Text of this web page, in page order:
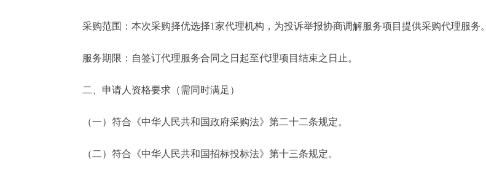
采购范围：本次采购择优选择1家代理机构，为投诉举报协商调解服务项目提供采购代理服务。
服务期限：自签订代理服务合同之日起至代理项目结束之日止。
二、申请人资格要求（需同时满足）
（一）符合《中华人民共和国政府采购法》第二十二条规定。
（二）符合《中华人民共和国招标投标法》第十三条规定。